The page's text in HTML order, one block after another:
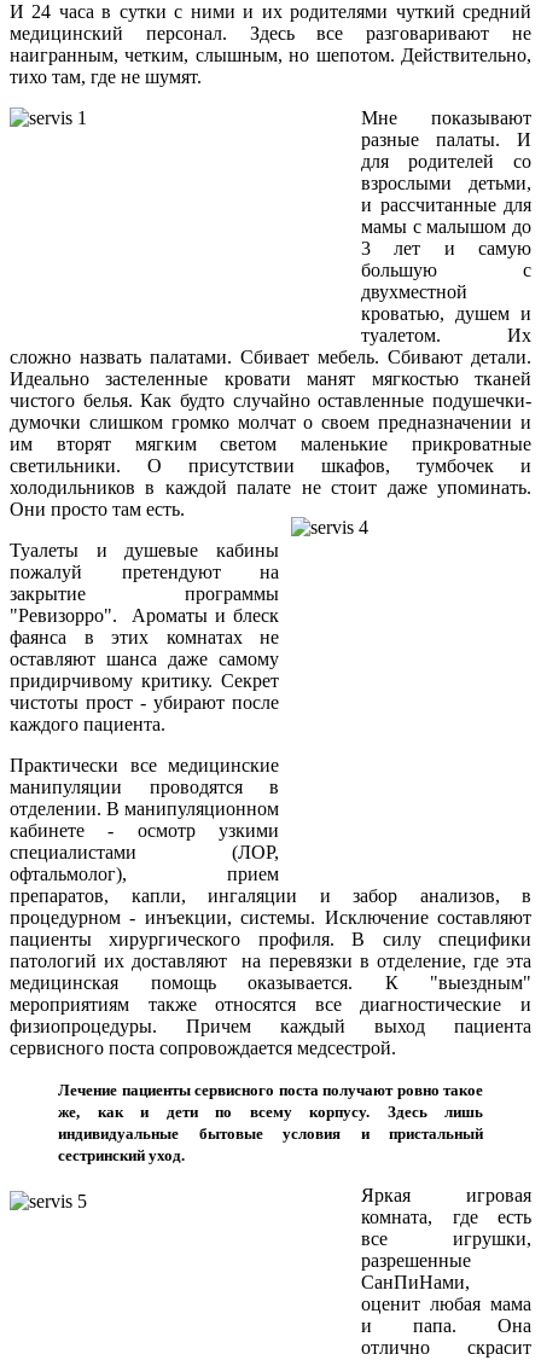
И 24 часа в сутки с ними и их родителями чуткий средний
медицинский персонал. Здесь все разговаривают не
наигранным, четким, слышным, но шепотом. Действительно,
тихо там, где не шумят.
Мне показывают
разные палаты. И
для родителей со
взрослыми детьми,
и рассчитанные для
мамы с малышом до
3 лет и самую
большую с
двухместной
кроватью, душем и
туалетом. Их
сложно назвать палатами. Сбивает мебель. Сбивают детали.
Идеально застеленные кровати манят мягкостью тканей
чистого белья. Как будто случайно оставленные подушечки-
думочки слишком громко молчат о своем предназначении и
им вторят мягким светом маленькие прикроватные
светильники. О присутствии шкафов, тумбочек и
холодильников в каждой палате не стоит даже упоминать.
Они просто там есть.
Туалеты и душевые кабины
пожалуй претендуют на
закрытие программы
"Ревизорро". Ароматы и блеск
фаянса в этих комнатах не
оставляют шанса даже самому
придирчивому критику. Секрет
чистоты прост - убирают после
каждого пациента.
Практически все медицинские
манипуляции проводятся в
отделении. В манипуляционном
кабинете - осмотр узкими
специалистами (ЛОР,
офтальмолог), прием
препаратов, капли, ингаляции и забор анализов, в
процедурном - инъекции, системы. Исключение составляют
пациенты хирургического профиля. В силу специфики
патологий их доставляют на перевязки в отделение, где эта
медицинская помощь оказывается. К "выездным"
мероприятиям также относятся все диагностические и
физиопроцедуры. Причем каждый выход пациента
сервисного поста сопровождается медсестрой.
Лечение пациенты сервисного поста получают ровно такое
же, как и дети по всему корпусу. Здесь лишь
индивидуальные бытовые условия и пристальный
сестринский уход.
Яркая игровая
комната, где есть
все игрушки,
разрешенные
СанПиНами,
оценит любая мама
и папа. Она
отлично скрасит